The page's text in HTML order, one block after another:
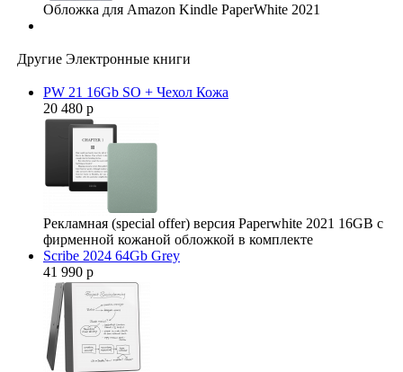
Обложка для Amazon Kindle PaperWhite 2021
Другие Электронные книги
PW 21 16Gb SO + Чехол Кожа
20 480 р
Рекламная (special offer) версия Paperwhite 2021 16GB с
фирменной кожаной обложкой в комплекте
Scribe 2024 64Gb Grey
41 990 р